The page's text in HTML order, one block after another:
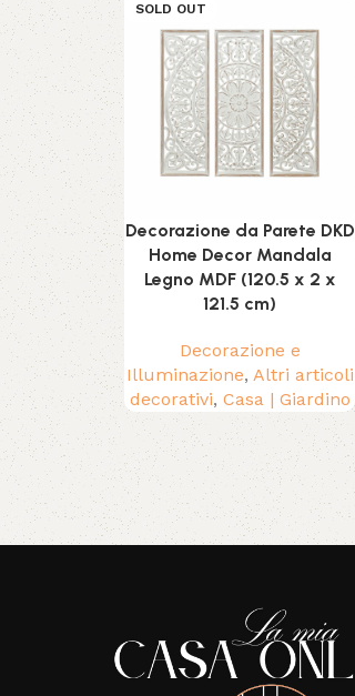
SOLD OUT
Decorazione da Parete DKD
Home Decor Mandala
Legno MDF (120.5 x 2 x
121.5 cm)
Decorazione e
Illuminazione, Altri articoli
decorativi, Casa | Giardino
Read More